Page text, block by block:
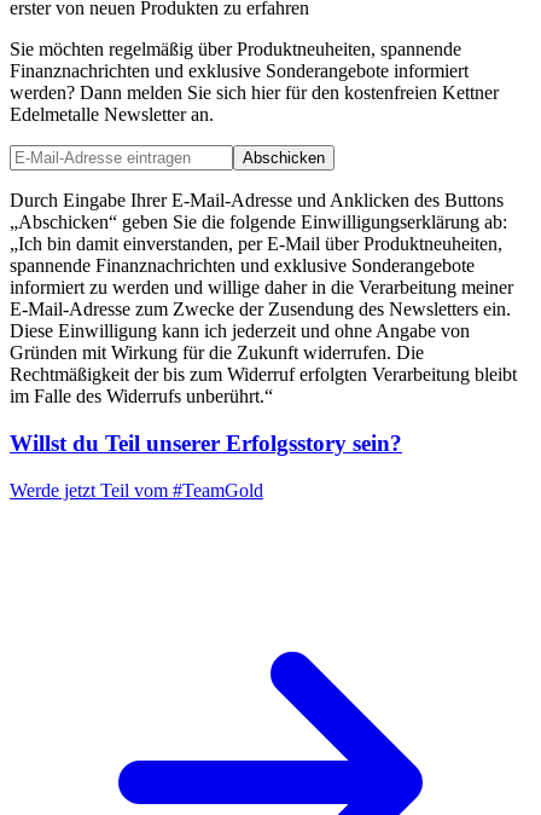
erster von neuen Produkten zu erfahren
Sie möchten regelmäßig über Produktneuheiten, spannende
Finanznachrichten und exklusive Sonderangebote informiert
werden? Dann melden Sie sich hier für den kostenfreien Kettner
Edelmetalle Newsletter an.
Abschicken
Durch Eingabe Ihrer E-Mail-Adresse und Anklicken des Buttons
„Abschicken“ geben Sie die folgende Einwilligungserklärung ab:
„Ich bin damit einverstanden, per E-Mail über Produktneuheiten,
spannende Finanznachrichten und exklusive Sonderangebote
informiert zu werden und willige daher in die Verarbeitung meiner
E-Mail-Adresse zum Zwecke der Zusendung des Newsletters ein.
Diese Einwilligung kann ich jederzeit und ohne Angabe von
Gründen mit Wirkung für die Zukunft widerrufen. Die
Rechtmäßigkeit der bis zum Widerruf erfolgten Verarbeitung bleibt
im Falle des Widerrufs unberührt.“
Willst du Teil unserer Erfolgsstory sein?
Werde jetzt Teil vom #TeamGold